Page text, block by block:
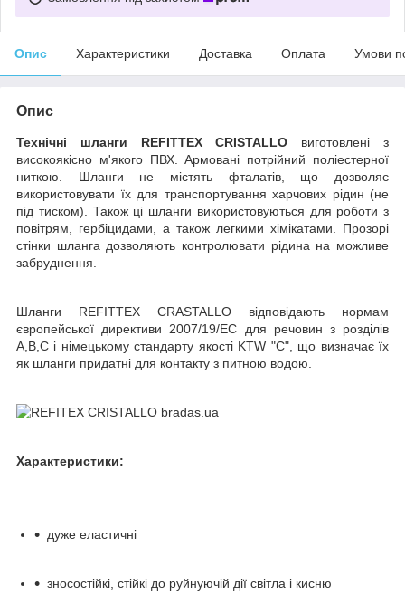
Опис Характеристики Доставка Оплата Умови
Опис
Технічні шланги REFITTEX CRISTALLO виготовлені з
високоякісно м'якого ПВХ. Армовані потрійний поліестерної
ниткою. Шланги не містять фталатів, що дозволяє
використовувати їх для транспортування харчових рідин (не
під тиском). Також ці шланги використовуються для роботи з
повітрям, гербіцидами, а також легкими хімікатами. Прозорі
стінки шланга дозволяють контролювати рідина на можливе
забруднення.
Шланги REFITTEX CRASTALLO відповідають нормам
європейської директиви 2007/19/EC для речовин з розділів
A,B,C і німецькому стандарту якості KTW "C", що визначає їх
як шланги придатні для контакту з питною водою.
Характеристики:
дуже еластичні
зносостійкі, стійкі до руйнуючій дії світла і кисню